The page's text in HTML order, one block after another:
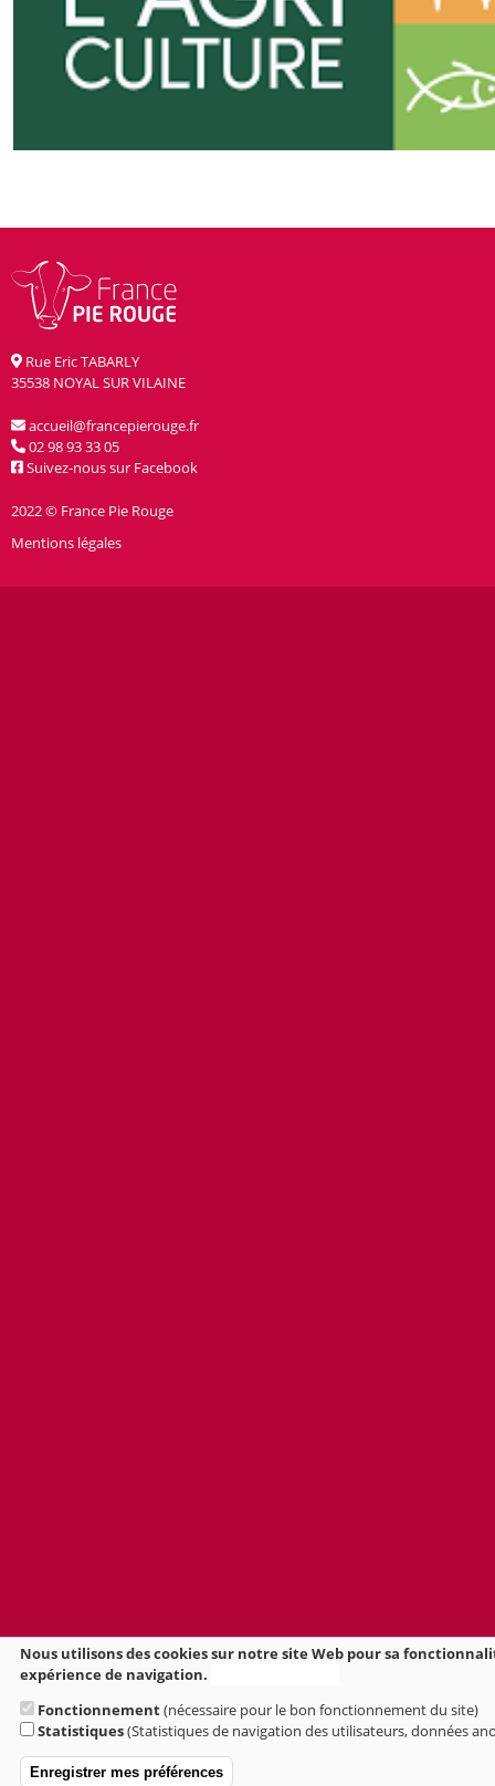
Rue Eric TABARLY
35538 NOYAL SUR VILAINE
accueil@francepierouge.fr
02 98 93 33 05
Suivez-nous sur Facebook
2022 © France Pie Rouge
Mentions légales
Nous utilisons des cookies sur notre site Web pour sa
expérience de navigation.
Fonctionnement(nécessaire pour le bon fonctionnement du site)
Statistiques(Statistiques de navigation des utilisateurs, données
Enregistrer mes préférences